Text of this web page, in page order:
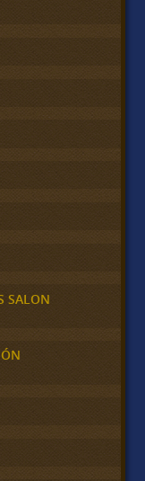
SALON